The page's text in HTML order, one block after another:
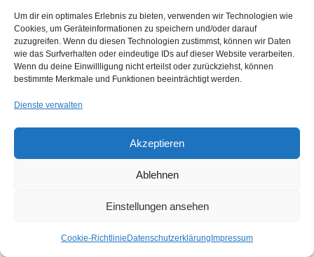
Um dir ein optimales Erlebnis zu bieten, verwenden wir Technologien wie
Cookies, um Geräteinformationen zu speichern und/oder darauf
zuzugreifen. Wenn du diesen Technologien zustimmst, können wir Daten
wie das Surfverhalten oder eindeutige IDs auf dieser Website verarbeiten.
Wenn du deine Einwillligung nicht erteilst oder zurückziehst, können
bestimmte Merkmale und Funktionen beeinträchtigt werden.
Dienste verwalten
Akzeptieren
Ablehnen
Einstellungen ansehen
Cookie-Richtlinie Datenschutzerklärung Impressum